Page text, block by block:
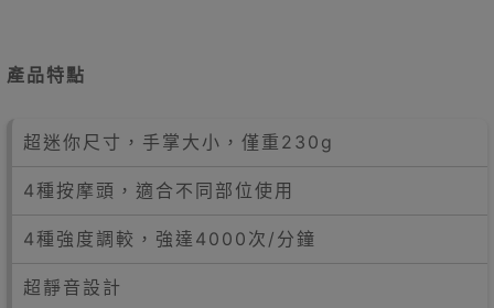
產品特點
超迷你尺寸，手掌大小，僅重230g
4種按摩頭，適合不同部位使用
4種強度調較，強達4000次/分鐘
超靜音設計